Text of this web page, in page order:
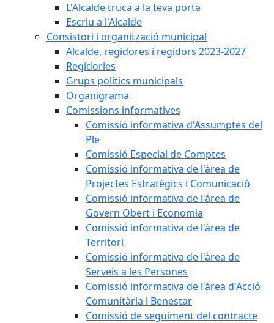
L'Alcalde truca a la teva porta
Escriu a l'Alcalde
Consistori i organització municipal
Alcalde, regidores i regidors 2023-2027
Regidories
Grups polítics municipals
Organigrama
Comissions informatives
Comissió informativa d'Assumptes del
Ple
Comissió Especial de Comptes
Comissió informativa de l'àrea de
Projectes Estratègics i Comunicació
Comissió informativa de l'àrea de
Govern Obert i Economia
Comissió informativa de l'àrea de
Territori
Comissió informativa de l'àrea de
Serveis a les Persones
Comissió informativa de l'àrea d'Acció
Comunitària i Benestar
Comissió de seguiment del contracte